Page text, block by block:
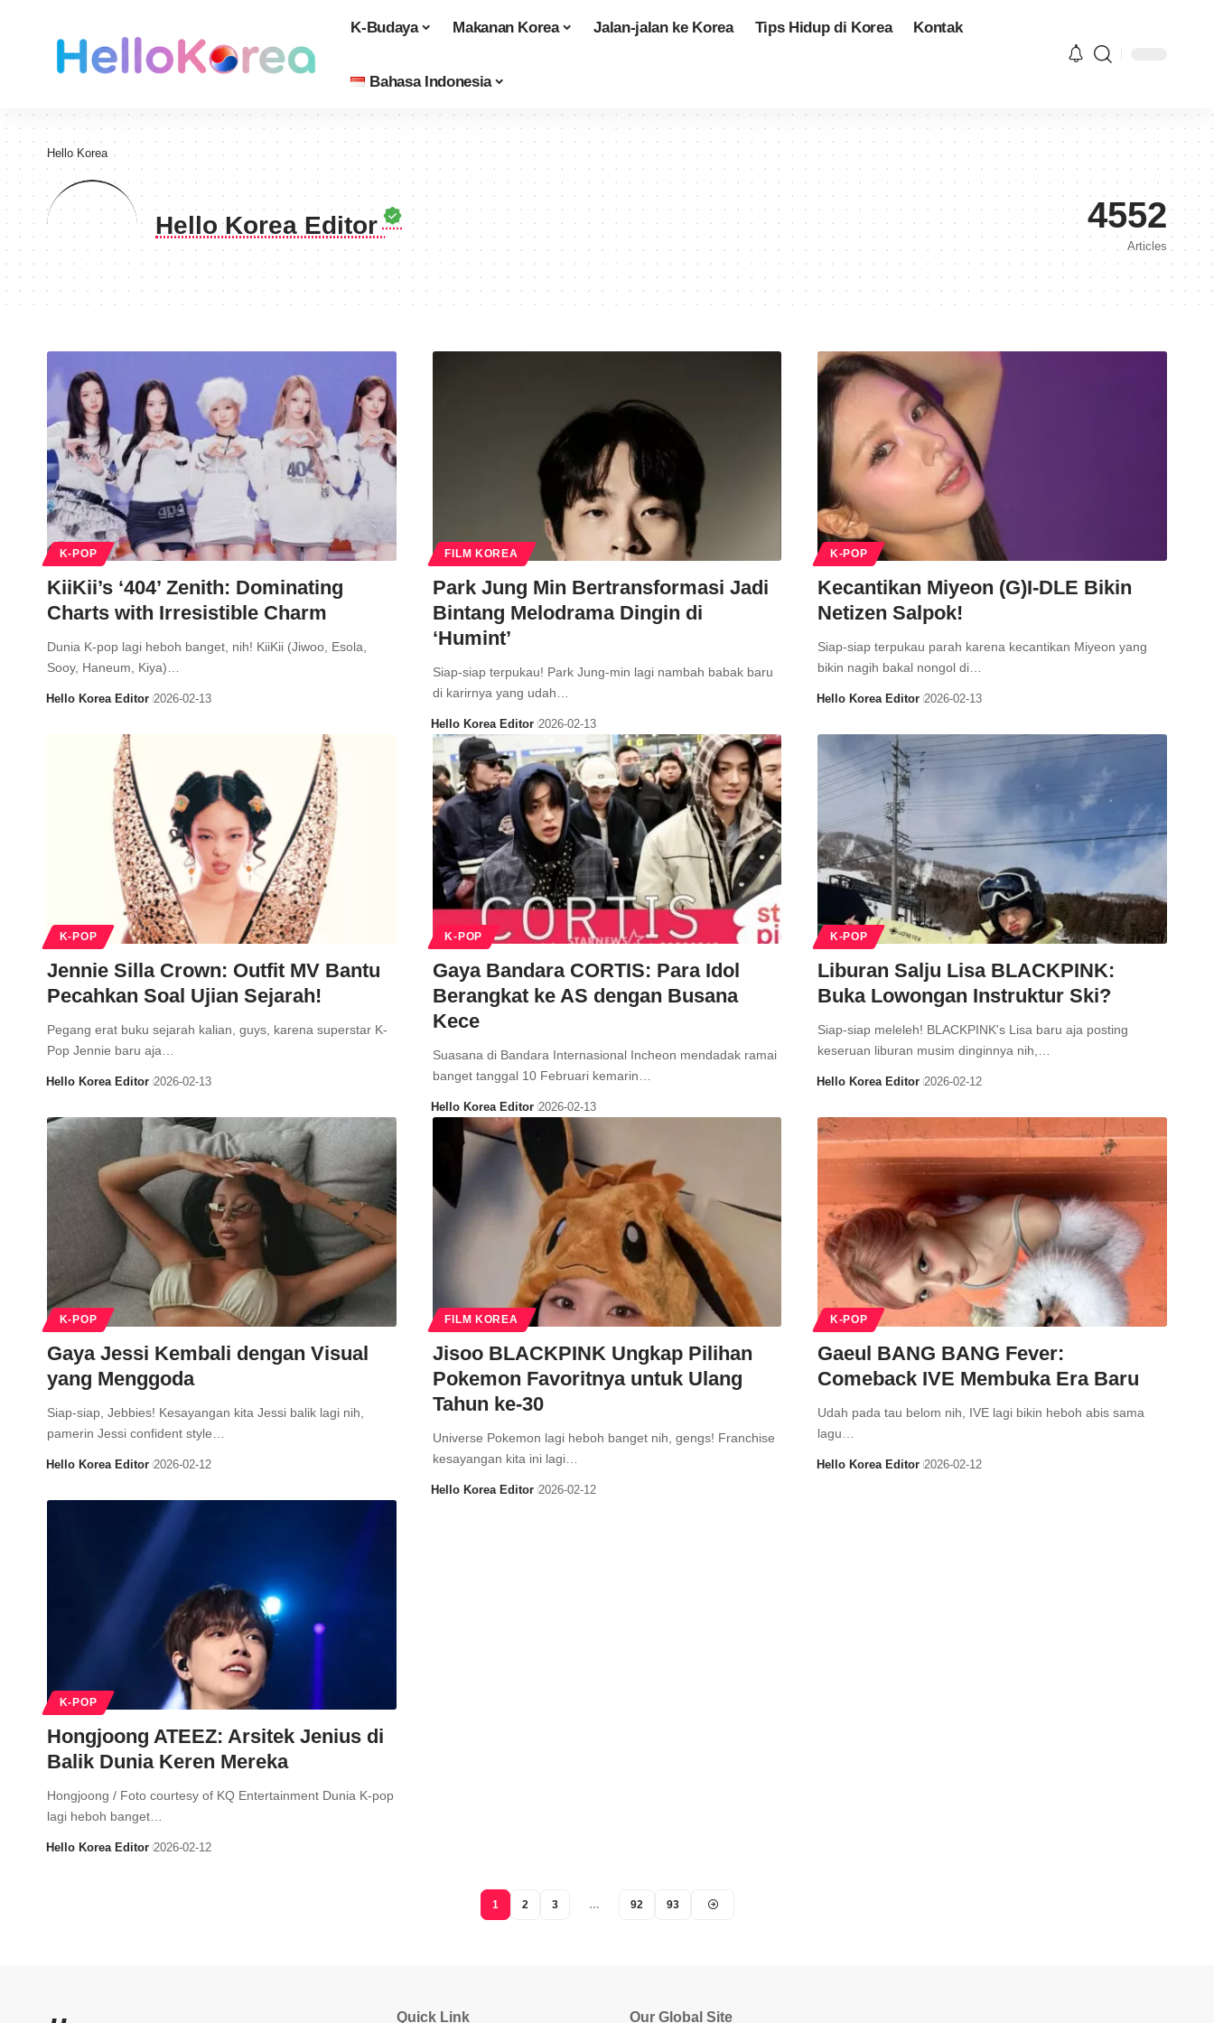
K-Budaya Makanan Korea Jalan-jalan ke Korea Tips Hidup di Korea Kontak
Bahasa Indonesia
Hello Korea
Hello Korea Editor 4552
Articles
K-POP
KiiKii’s ‘404’ Zenith: Dominating
Charts with Irresistible Charm
Dunia K-pop lagi heboh banget, nih! KiiKii (Jiwoo, Esola,
Sooy, Haneum, Kiya)…
Hello Korea Editor 2026-02-13
FILM KOREA
Park Jung Min Bertransformasi Jadi
Bintang Melodrama Dingin di
‘Humint’
Siap-siap terpukau! Park Jung-min lagi nambah babak baru
di karirnya yang udah…
Hello Korea Editor 2026-02-13
K-POP
Kecantikan Miyeon (G)I-DLE Bikin
Netizen Salpok!
Siap-siap terpukau parah karena kecantikan Miyeon yang
bikin nagih bakal nongol di…
Hello Korea Editor 2026-02-13
K-POP
Jennie Silla Crown: Outfit MV Bantu
Pecahkan Soal Ujian Sejarah!
Pegang erat buku sejarah kalian, guys, karena superstar K-
Pop Jennie baru aja…
Hello Korea Editor 2026-02-13
K-POP
Gaya Bandara CORTIS: Para Idol
Berangkat ke AS dengan Busana
Kece
Suasana di Bandara Internasional Incheon mendadak ramai
banget tanggal 10 Februari kemarin…
Hello Korea Editor 2026-02-13
K-POP
Liburan Salju Lisa BLACKPINK:
Buka Lowongan Instruktur Ski?
Siap-siap meleleh! BLACKPINK's Lisa baru aja posting
keseruan liburan musim dinginnya nih,…
Hello Korea Editor 2026-02-12
K-POP
Gaya Jessi Kembali dengan Visual
yang Menggoda
Siap-siap, Jebbies! Kesayangan kita Jessi balik lagi nih,
pamerin Jessi confident style…
Hello Korea Editor 2026-02-12
FILM KOREA
Jisoo BLACKPINK Ungkap Pilihan
Pokemon Favoritnya untuk Ulang
Tahun ke-30
Universe Pokemon lagi heboh banget nih, gengs! Franchise
kesayangan kita ini lagi…
Hello Korea Editor 2026-02-12
K-POP
Gaeul BANG BANG Fever:
Comeback IVE Membuka Era Baru
Udah pada tau belom nih, IVE lagi bikin heboh abis sama
lagu…
Hello Korea Editor 2026-02-12
K-POP
Hongjoong ATEEZ: Arsitek Jenius di
Balik Dunia Keren Mereka
Hongjoong / Foto courtesy of KQ Entertainment Dunia K-pop
lagi heboh banget…
Hello Korea Editor 2026-02-12
1 2 3 … 92 93
Quick Link Our Global Site